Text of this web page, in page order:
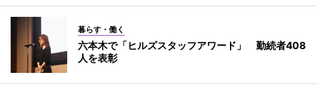
暮らす・働く
六本木で「ヒルズスタッフアワード」 勤続者408
人を表彰